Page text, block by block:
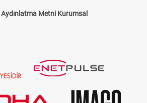
Aydınlatma Metni Kurumsal